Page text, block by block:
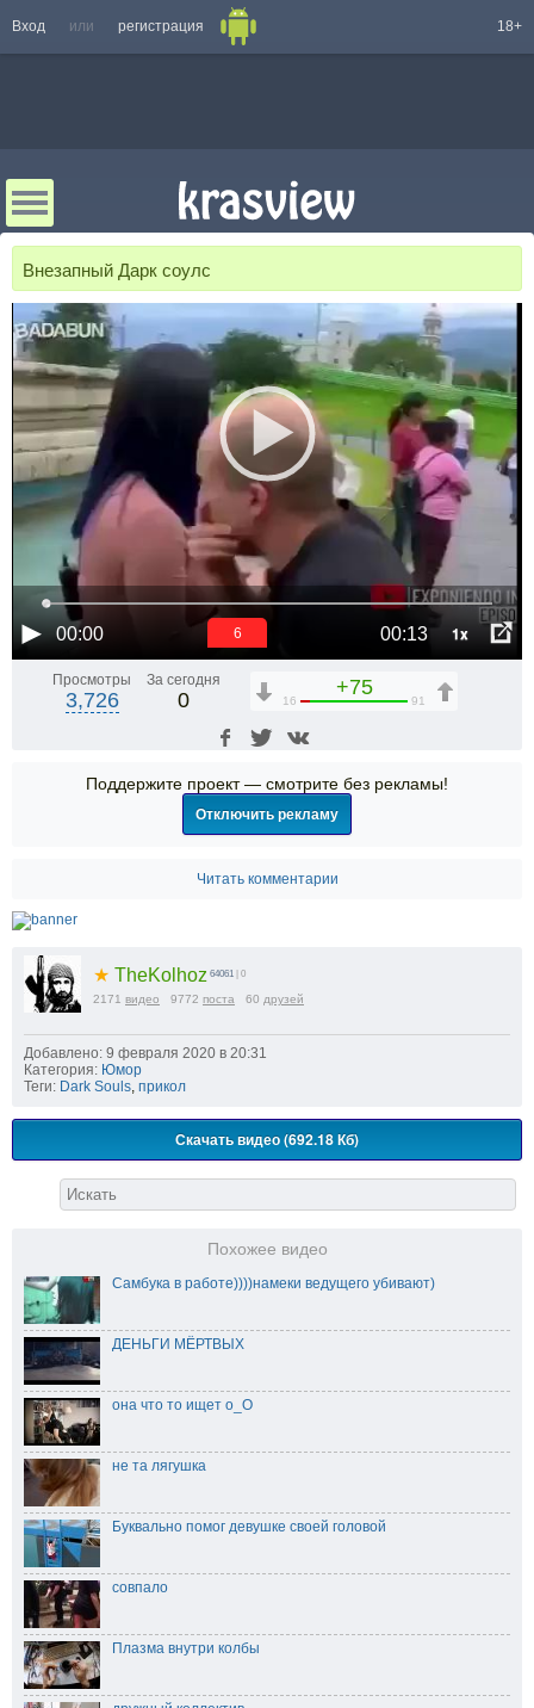
Вход или регистрация 18+
Внезапный Дарк соулс
00:00 00:13 1x
5
Просмотры
3,726
За сегодня
0
+75
16 91
Поддержите проект — смотрите без рекламы!
Отключить рекламу
Читать комментарии
★ TheKolhoz 64061 | 0
2171 видео 9772 поста 60 друзей
Добавлено: 9 февраля 2020 в 20:31
Категория: Юмор
Теги: Dark Souls, прикол
Скачать видео (692.18 Кб)
Похожее видео
Самбука в работе))))намеки ведущего убивают)
ДЕНЬГИ МЁРТВЫХ
она что то ищет о_О
не та лягушка
Буквально помог девушке своей головой
совпало
Плазма внутри колбы